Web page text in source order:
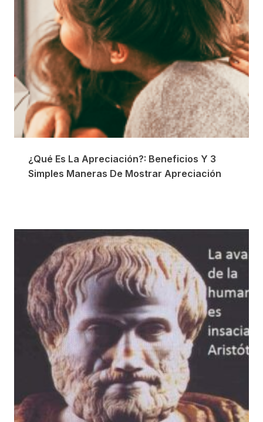
¿Qué Es La Apreciación?: Beneficios Y 3
Simples Maneras De Mostrar Apreciación